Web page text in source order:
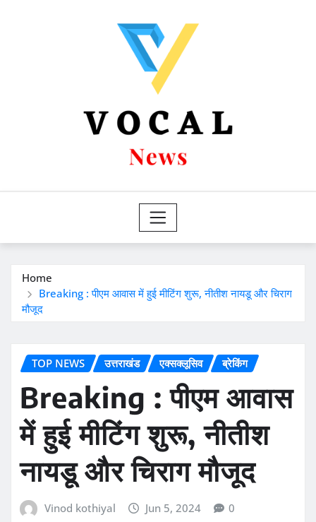
Home
Breaking : पीएम आवास में हुई मीटिंग शुरू, नीतीश नायडू और चिराग
मौजूद
TOP NEWS उत्तराखंड एक्सक्लूसिव ब्रेकिंग
Breaking : पीएम आवास
में हुई मीटिंग शुरू, नीतीश
नायडू और चिराग मौजूद
Vinod kothiyal Jun 5, 2024 0